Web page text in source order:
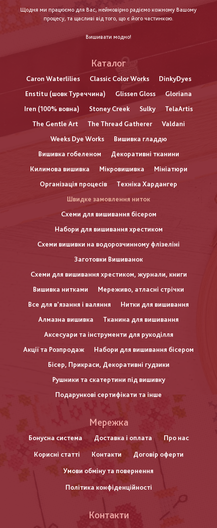
Щодня ми працюємо для Вас, неймовірно радіємо кожному Вашому
процесу, та щасливі від того, що є його частинкою.
Вишивати модно!
Каталог
Caron Waterlilies Classic Color Works
DinkyDyes
Enstitu (шовк Туреччина)
Glissen Gloss
Gloriana
Iren (100% вовна)
Stoney Creek Sulky
TelaArtis
The Gentle Art
The Thread Gatherer
Valdani
Weeks Dye Works
Вишивка гладдю
Вишивка гобеленом
Декоративні тканини
Килимова вишивка
Мікровишивка
Мініатюри
Організація процесів
Техніка Хардангер
Швидке замовлення ниток
Схеми для вишивання бісером
Набори для вишивання хрестиком
Схеми вишивки на водорозчинному флізеліні
Заготовки Вишиванок
Схеми для вишивання хрестиком, журнали, книги
Вишивка нитками
Мереживо, атласні стрічки
Все для в'язання і валяння
Нитки для вишивання
Алмазна вишивка
Тканина для вишивання
Аксесуари та інструменти для рукоділля
Акції та Розпродаж
Набори для вишивання бісером
Бісер, Прикраси, Декоративні гудзики
Рушники та скатертини під вишивку
Подарункові сертифікати та інше
нижнього
колонтитулу
Мережка
Бонусна система Доставка і оплата Про нас
Корисні статті Контакти Договір оферти
Умови обміну та повернення
Політика конфіденційності
Контакти